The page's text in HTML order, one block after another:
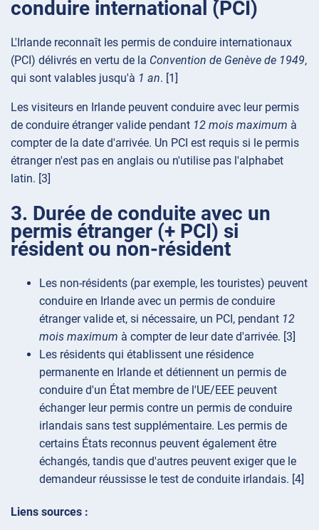
conduire international (PCI)
L'Irlande reconnaît les permis de conduire internationaux
(PCI) délivrés en vertu de la Convention de Genève de 1949,
qui sont valables jusqu'à 1 an. [1]
Les visiteurs en Irlande peuvent conduire avec leur permis
de conduire étranger valide pendant 12 mois maximum à
compter de la date d'arrivée. Un PCI est requis si le permis
étranger n'est pas en anglais ou n'utilise pas l'alphabet
latin. [3]
3. Durée de conduite avec un
permis étranger (+ PCI) si
résident ou non-résident
Les non-résidents (par exemple, les touristes) peuvent
conduire en Irlande avec un permis de conduire
étranger valide et, si nécessaire, un PCI, pendant 12
mois maximum à compter de leur date d'arrivée. [3]
Les résidents qui établissent une résidence
permanente en Irlande et détiennent un permis de
conduire d'un État membre de l'UE/EEE peuvent
échanger leur permis contre un permis de conduire
irlandais sans test supplémentaire. Les permis de
certains États reconnus peuvent également être
échangés, tandis que d'autres peuvent exiger que le
demandeur réussisse le test de conduite irlandais. [4]
Liens sources :